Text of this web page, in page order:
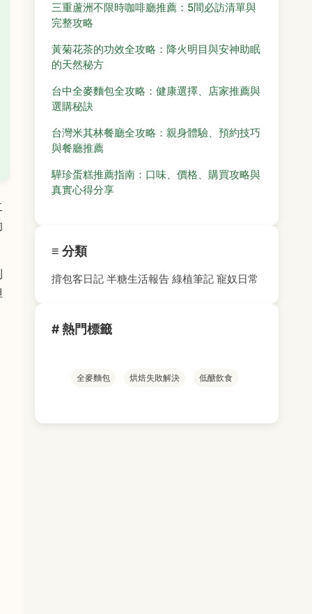
三重蘆洲不限時咖啡廳推薦：5間必訪清單與
完整攻略
黃菊花茶的功效全攻略：降火明目與安神助眠
的天然秘方
台中全麥麵包全攻略：健康選擇、店家推薦與
選購秘訣
台灣米其林餐廳全攻略：親身體驗、預約技巧
與餐廳推薦
驊珍蛋糕推薦指南：口味、價格、購買攻略與
真實心得分享
≡ 分類
揹包客日記 半糖生活報告 綠植筆記 寵奴日常
# 熱門標籤
全麥麵包 烘焙失敗解決 低醣飲食